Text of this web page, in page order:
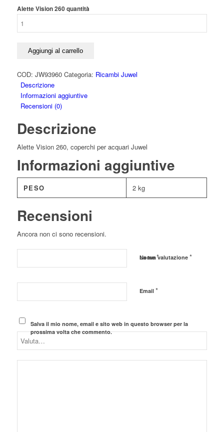
Alette Vision 260 quantità
Aggiungi al carrello
COD: JW93960 Categoria: Ricambi Juwel
Descrizione
Informazioni aggiuntive
Recensioni (0)
Descrizione
Alette Vision 260, coperchi per acquari Juwel
Informazioni aggiuntive
PESO 2 kg
Recensioni
Ancora non ci sono recensioni.
Nome*
Email *
Salva il mio nome, email e sito web in questo browser per la
prossima volta che commento.
La tua valutazione *